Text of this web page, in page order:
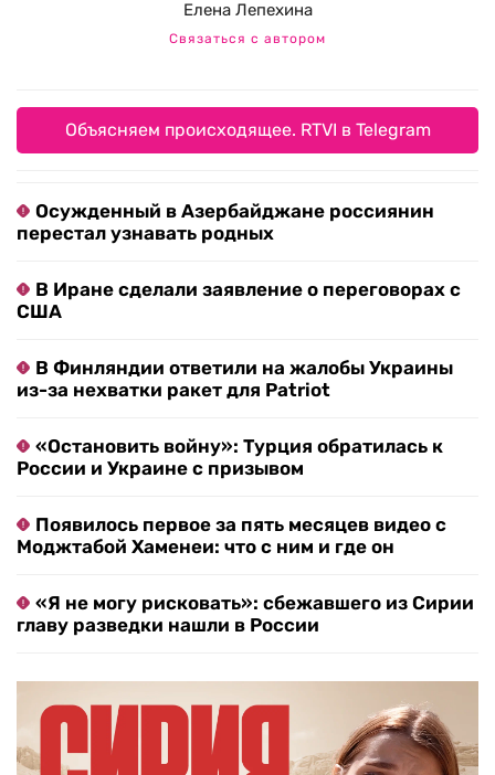
Елена Лепехина
Связаться с автором
Объясняем происходящее. RTVI в Telegram
Осужденный в Азербайджане россиянин
перестал узнавать родных
В Иране сделали заявление о переговорах с
США
В Финляндии ответили на жалобы Украины
из-за нехватки ракет для Patriot
«Остановить войну»: Турция обратилась к
России и Украине с призывом
Появилось первое за пять месяцев видео с
Моджтабой Хаменеи: что с ним и где он
«Я не могу рисковать»: сбежавшего из Сирии
главу разведки нашли в России